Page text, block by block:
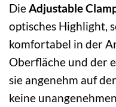
DieAdjustable
optisches Highlight,
komfortabel in der
Oberfläche und der
sie angenehm auf
keine